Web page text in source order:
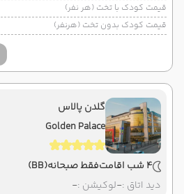
قیمت کودک با تخت (هر نفر)
قیمت کودک بدون تخت (هرنفر)
گلدن پالاس
Golden Palace
4 شب اقامت فقط صبحانه(BB)
دید اتاق :-لوکیشن :-